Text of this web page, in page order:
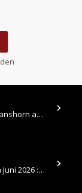
Hallo , Im Juni veranstaltete die Autobau in Romanshorn auf ihrem Gelände ein kleines Youngtimertreffen : https://up.
​Hallo , Hier sind die Bilder vom Older Classics im Juni 2026 : https://up.picr.de/51155940wd.jpg https://up.pic